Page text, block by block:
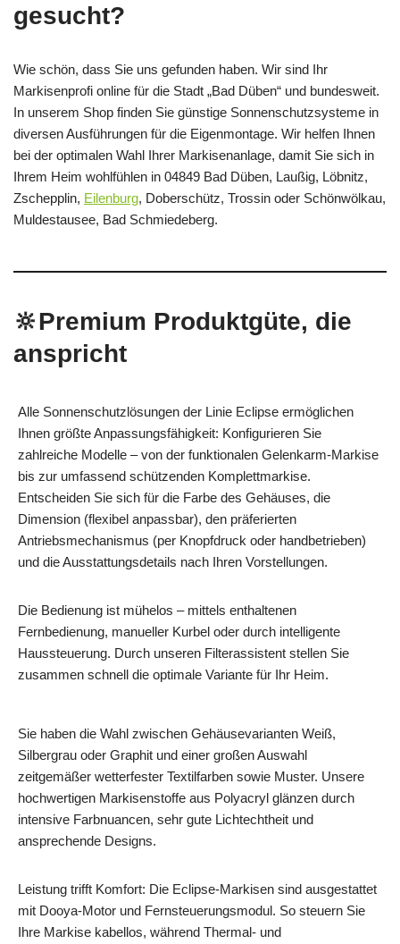
gesucht?
Wie schön, dass Sie uns gefunden haben. Wir sind Ihr
Markisenprofi online für die Stadt „Bad Düben“ und bundesweit.
In unserem Shop finden Sie günstige Sonnenschutzsysteme in
diversen Ausführungen für die Eigenmontage. Wir helfen Ihnen
bei der optimalen Wahl Ihrer Markisenanlage, damit Sie sich in
Ihrem Heim wohlfühlen in 04849 Bad Düben, Laußig, Löbnitz,
Zschepplin, Eilenburg, Doberschütz, Trossin oder Schönwölkau,
Muldestausee, Bad Schmiedeberg.
🔆Premium Produktgüte, die
anspricht
Alle Sonnenschutzlösungen der Linie Eclipse ermöglichen
Ihnen größte Anpassungsfähigkeit: Konfigurieren Sie
zahlreiche Modelle – von der funktionalen Gelenkarm-Markise
bis zur umfassend schützenden Komplettmarkise.
Entscheiden Sie sich für die Farbe des Gehäuses, die
Dimension (flexibel anpassbar), den präferierten
Antriebsmechanismus (per Knopfdruck oder handbetrieben)
und die Ausstattungsdetails nach Ihren Vorstellungen.
Die Bedienung ist mühelos – mittels enthaltenen
Fernbedienung, manueller Kurbel oder durch intelligente
Haussteuerung. Durch unseren Filterassistent stellen Sie
zusammen schnell die optimale Variante für Ihr Heim.
Sie haben die Wahl zwischen Gehäusevarianten Weiß,
Silbergrau oder Graphit und einer großen Auswahl
zeitgemäßer wetterfester Textilfarben sowie Muster. Unsere
hochwertigen Markisenstoffe aus Polyacryl glänzen durch
intensive Farbnuancen, sehr gute Lichtechtheit und
ansprechende Designs.
Leistung trifft Komfort: Die Eclipse-Markisen sind ausgestattet
mit Dooya-Motor und Fernsteuerungsmodul. So steuern Sie
Ihre Markise kabellos, während Thermal- und